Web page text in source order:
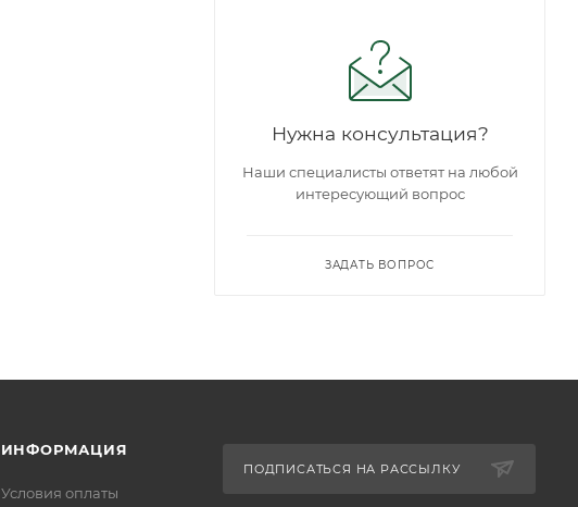
Нужна консультация?
Наши специалисты ответят на любой
интересующий вопрос
ЗАДАТЬ ВОПРОС
ИНФОРМАЦИЯ
Условия оплаты
ПОДПИСАТЬСЯ НА РАССЫЛКУ